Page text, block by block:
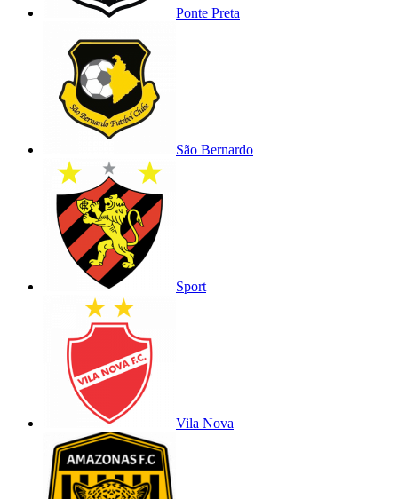
Ponte Preta
São Bernardo
Sport
Vila Nova